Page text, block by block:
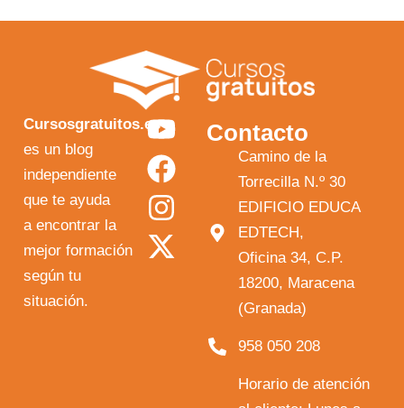
Cursosgratuitos.es
es un blog
independiente
que te ayuda
a encontrar la
mejor formación
según tu
situación.
Y
o
u
t
u
F
a
c
e
b
I
n
s
t
a
X
-
t
w
i
Contacto
Camino de la
Torrecilla N.º 30
EDIFICIO EDUCA
EDTECH,
Oficina 34, C.P.
18200, Maracena
(Granada)
958 050 208
Horario de atención